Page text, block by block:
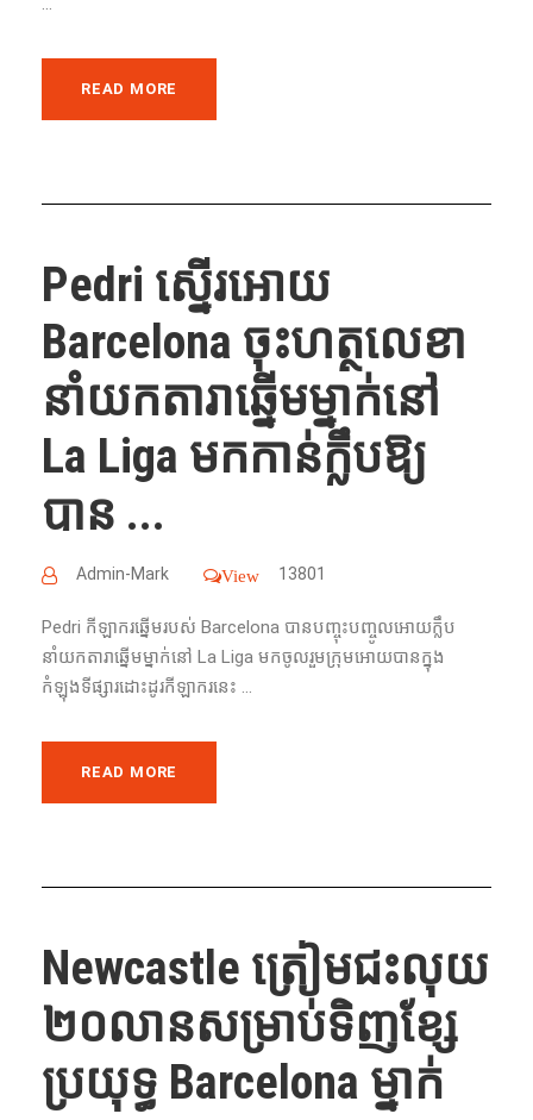
READ MORE
Pedri ស្នើរអោយ
Barcelona ចុះហត្ថលេខា
នាំយកតារាឆ្នើមម្នាក់នៅ
La Liga មកកាន់ក្លឹបឱ្យ
បាន ...
Admin-Mark View 13801
Pedri កីឡាករឆ្នើមរបស់ Barcelona បានបញ្ចុះបញ្ចូលអោយក្លឹប
នាំយកតារាឆ្នើមម្នាក់នៅ La Liga មកចូលរួមក្រុមអោយបានក្នុង
កំឡុងទីផ្សារដោះដូរកីឡាករនេះ ...
READ MORE
Newcastle ត្រៀមជះលុយ
២០លានសម្រាប់ទិញខ្សែ
ប្រយុទ្ធ Barcelona ម្នាក់